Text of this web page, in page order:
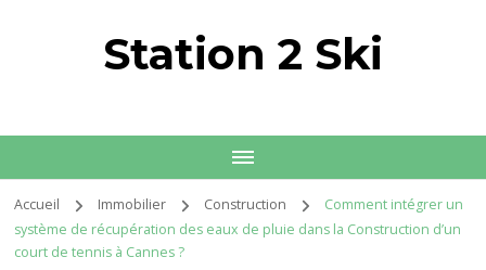
Station 2 Ski
Accueil Immobilier Construction
Comment intégrer un
système de récupération des eaux de pluie dans la Construction d’un
court de tennis à Cannes ?